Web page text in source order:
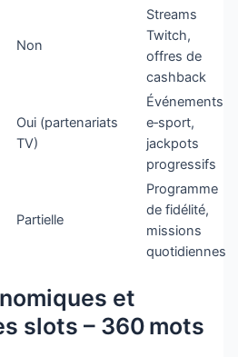
Non
Streams
Twitch,
offres de
cashback
Oui (partenariats
TV)
Événements
e‑sport,
jackpots
progressifs
Partielle
Programme
de fidélité,
missions
quotidiennes
et
slots – 360 mots